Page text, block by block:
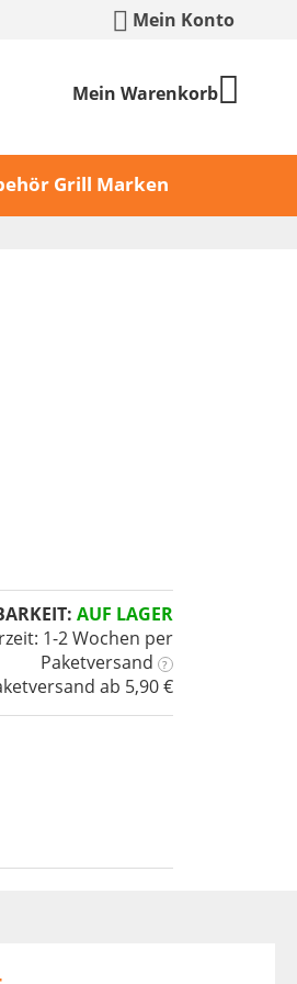
Mein Konto
Mein Warenkorb
Grill Marken
AUF LAGER
1-2 Wochen per
Paketversand
?
ab 5,90 €